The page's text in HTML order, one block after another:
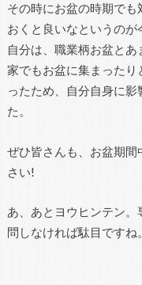
その時にお盆の時期で
おくと良いなというのが
自分は、職業柄お盆と
家でもお盆に集まった
ったため、自分自身に
た。
ぜひ皆さんも、お盆期
さい!
あ、あとヨウヒンテン
問しなければ駄目ですね。